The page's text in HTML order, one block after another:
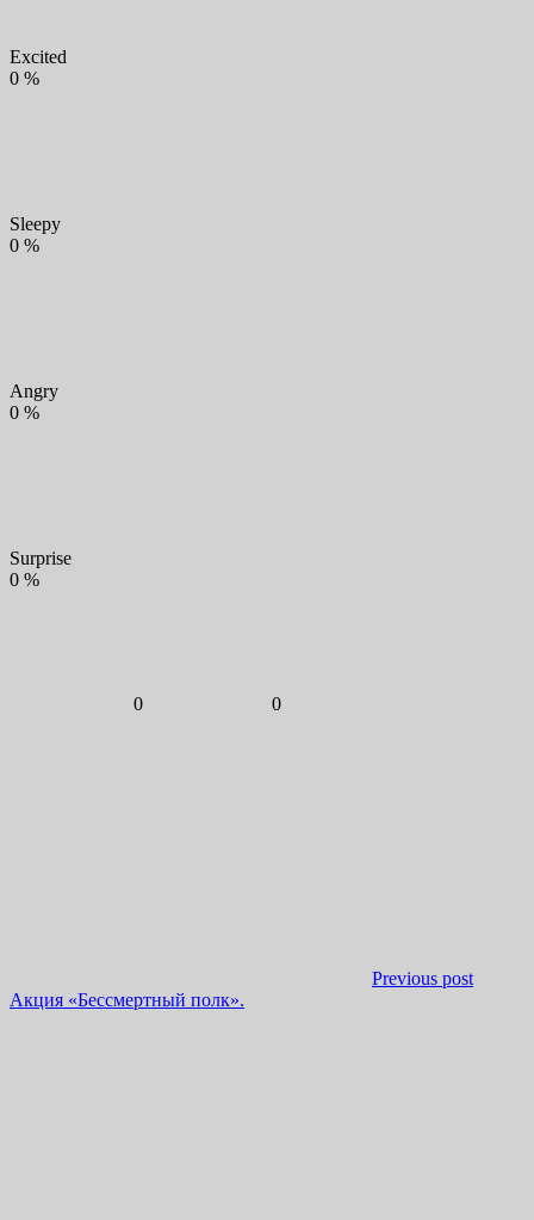
Excited
0 %
Sleepy
0 %
Angry
0 %
Surprise
0 %
0 0
Previous post
Акция «Бессмертный полк».